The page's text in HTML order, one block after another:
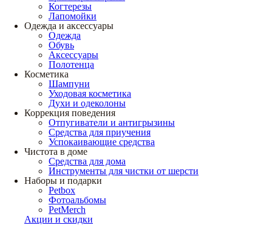
Когтерезы
Лапомойки
Одежда и аксессуары
Одежда
Обувь
Аксессуары
Полотенца
Косметика
Шампуни
Уходовая косметика
Духи и одеколоны
Коррекция поведения
Отпугиватели и антигрызины
Средства для приучения
Успокаивающие средства
Чистота в доме
Средства для дома
Инструменты для чистки от шерсти
Наборы и подарки
Petbox
Фотоальбомы
PetMerch
Акции и скидки